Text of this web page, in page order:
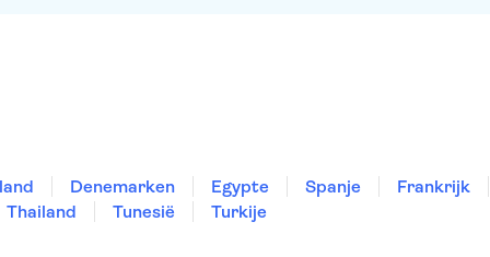
Denemarken Egypte Spanje
Frankrijk
Thailand
Tunesië Turkije